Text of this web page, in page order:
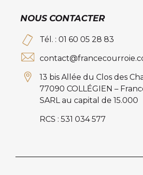
NOUS CONTACTER
Tél. : 01 60 05 28 83
13 bis Allée du Clos des
77090 COLLÉGIEN –
SARL au capital de 15.000
RCS : 531 034 577